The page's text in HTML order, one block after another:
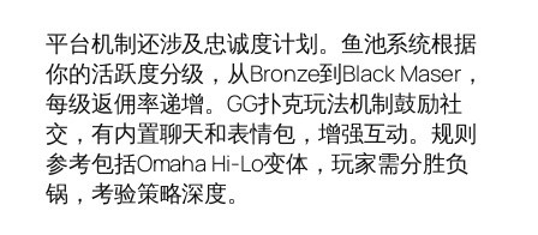
平台机制还涉及忠诚度计划。鱼池系统根据
你的活跃度分级，从Bronze到Black Maser，
每级返佣率递增。GG扑克玩法机制鼓励社
交，有内置聊天和表情包，增强互动。规则
参考包括Omaha Hi-Lo变体，玩家需分胜负
锅，考验策略深度。